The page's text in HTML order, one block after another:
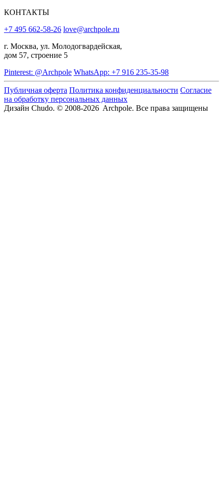
КОНТАКТЫ
+7 495 662-58-26 love@archpole.ru
г. Москва, ул. Молодогвардейская,
дом 57, строение 5
Pinterest: @Archpole WhatsApp: +7 916 235-35-98
Публичная оферта Политика конфиденциальности Согласие
на обработку персональных данных
Дизайн Chudo. © 2008-2026 Archpole. Все права защищены